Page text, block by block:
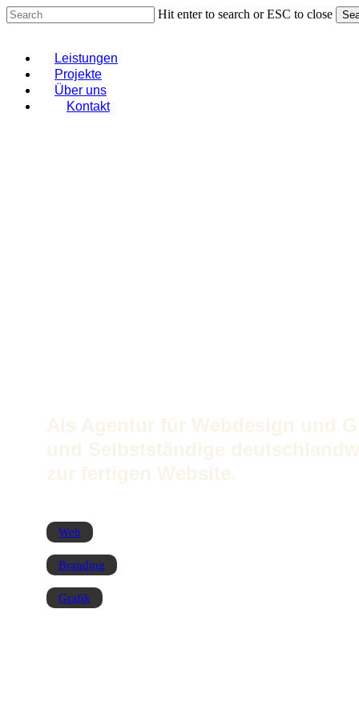
Skip
to
content
Hit enter to search or ESC to close
Menu
Leistungen
Projekte
Über uns
Kontakt
Web
Branding
Grafik